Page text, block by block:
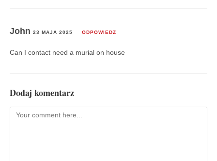
John 23 MAJA 2025 ODPOWIEDZ
Can I contact need a murial on house
Dodaj komentarz